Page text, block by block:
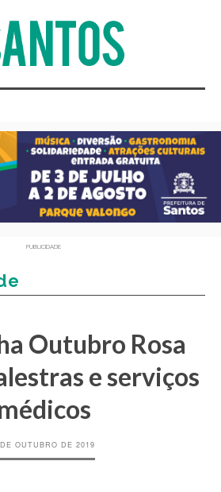
PUBLICIDADE
Outubro Rosa
e serviços
OUTUBRO DE 2019